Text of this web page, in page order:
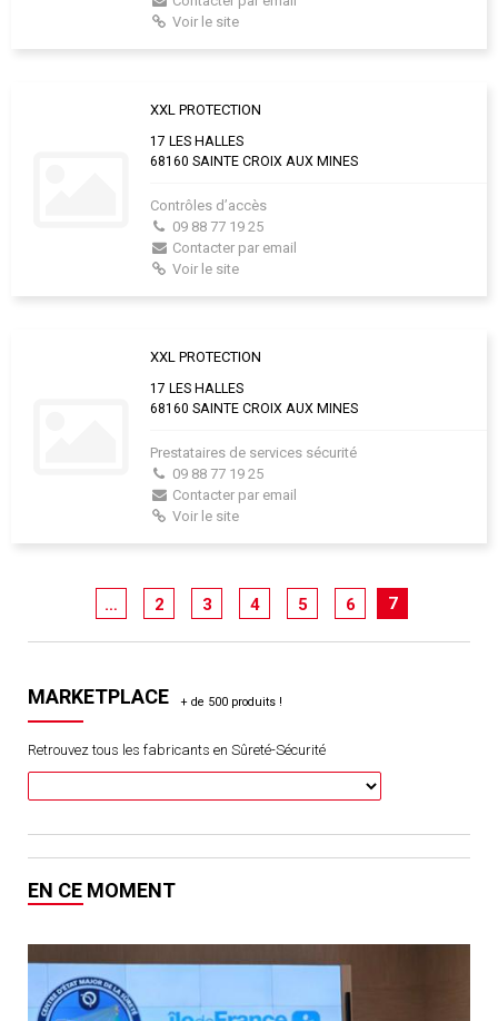
Voir le site
XXL PROTECTION
17 LES HALLES
68160 SAINTE CROIX AUX MINES
Contrôles d’accès
09 88 77 19 25
Contacter par email
Voir le site
XXL PROTECTION
17 LES HALLES
68160 SAINTE CROIX AUX MINES
Prestataires de services sécurité
09 88 77 19 25
Contacter par email
Voir le site
… 2 3 4 5 6 7
MARKETPLACE
Retrouvez tous les fabricants en Sûreté-Sécurité
EN CE MOMENT